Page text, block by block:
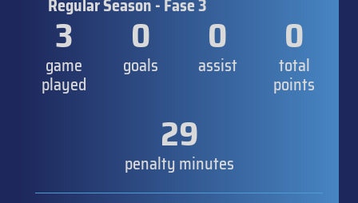
Regular Season - Fase 3
3
game
played
0
goals
0
assist
0
total
points
29
penalty minutes